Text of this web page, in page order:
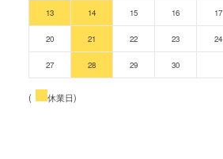
13 14 15 16 17
20 21 22 23 24
27 28 29 30
( 休業日)